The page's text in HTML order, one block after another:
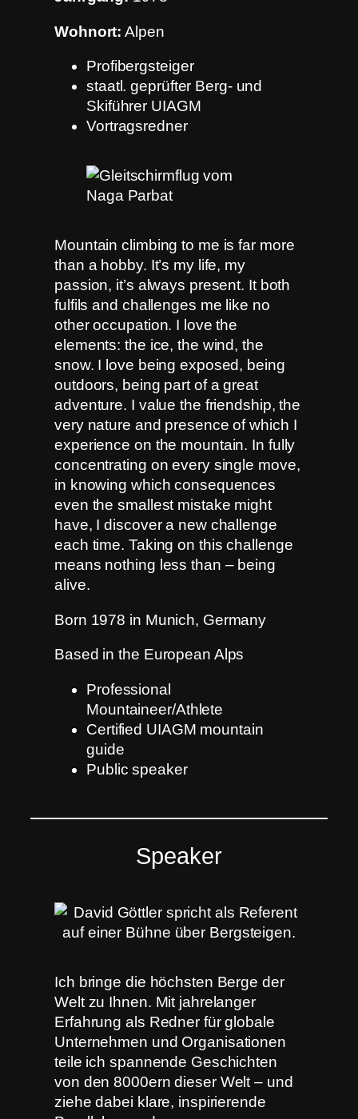
Wohnort: Alpen
Profibergsteiger
staatl. geprüfter Berg- und
Skiführer UIAGM
Vortragsredner
Mountain climbing to me is far more
than a hobby. It’s my life, my
passion, it’s always present. It both
fulfils and challenges me like no
other occupation. I love the
elements: the ice, the wind, the
snow. I love being exposed, being
outdoors, being part of a great
adventure. I value the friendship, the
very nature and presence of which I
experience on the mountain. In fully
concentrating on every single move,
in knowing which consequences
even the smallest mistake might
have, I discover a new challenge
each time. Taking on this challenge
means nothing less than – being
alive.
Born 1978 in Munich, Germany
Based in the European Alps
Professional
Mountaineer/Athlete
Certified UIAGM mountain
guide
Public speaker
Speaker
Ich bringe die höchsten Berge der
Welt zu Ihnen. Mit jahrelanger
Erfahrung als Redner für globale
Unternehmen und Organisationen
teile ich spannende Geschichten
von den 8000ern dieser Welt – und
ziehe dabei klare, inspirierende